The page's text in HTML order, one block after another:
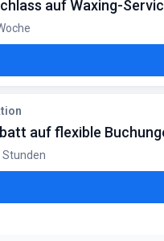
auf Waxing-
auf flexible